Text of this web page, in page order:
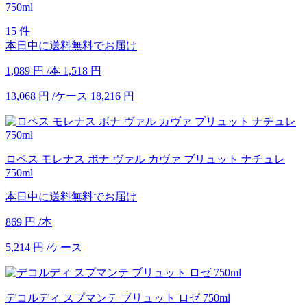
750ml
15 件
本日中に送料無料でお届け
1,089 円 /本 1,518 円
13,068 円 /ケース 18,216 円
ロペス モレナス ボナ ヴァル カヴァ ブリュット ナチュレ
750ml
本日中に送料無料でお届け
869 円 /本
5,214 円 /ケース
デコルディ スプマンテ ブリュット ロゼ 750ml